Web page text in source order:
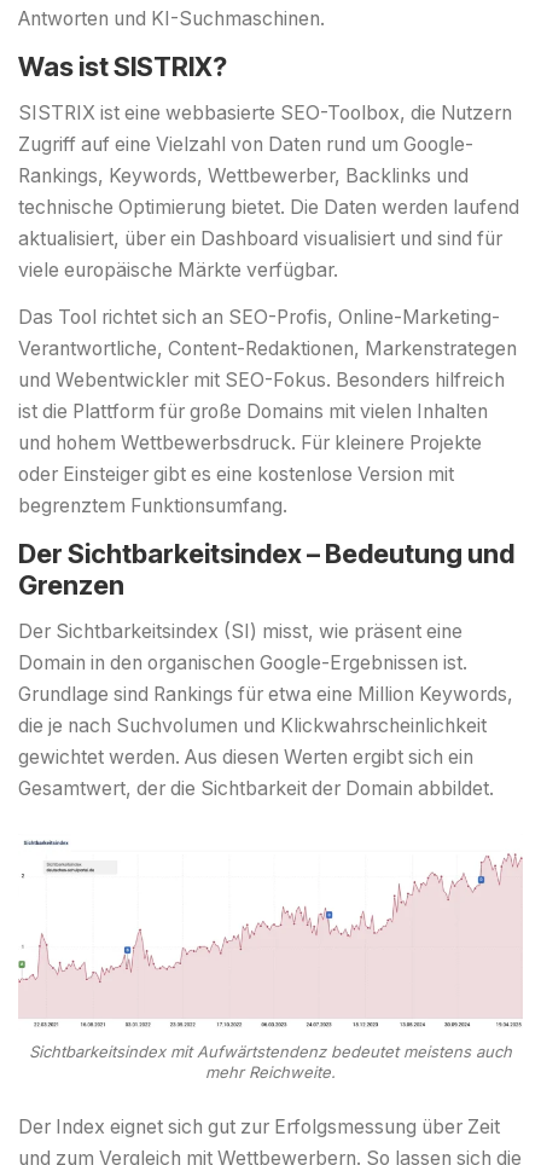
Antworten und KI-Suchmaschinen.
Was ist SISTRIX?
SISTRIX ist eine webbasierte SEO-Toolbox, die Nutzern
Zugriff auf eine Vielzahl von Daten rund um Google-
Rankings, Keywords, Wettbewerber, Backlinks und
technische Optimierung bietet. Die Daten werden laufend
aktualisiert, über ein Dashboard visualisiert und sind für
viele europäische Märkte verfügbar.
Das Tool richtet sich an SEO-Profis, Online-Marketing-
Verantwortliche, Content-Redaktionen, Markenstrategen
und Webentwickler mit SEO-Fokus. Besonders hilfreich
ist die Plattform für große Domains mit vielen Inhalten
und hohem Wettbewerbsdruck. Für kleinere Projekte
oder Einsteiger gibt es eine kostenlose Version mit
begrenztem Funktionsumfang.
Der Sichtbarkeitsindex – Bedeutung und
Grenzen
Der Sichtbarkeitsindex (SI) misst, wie präsent eine
Domain in den organischen Google-Ergebnissen ist.
Grundlage sind Rankings für etwa eine Million Keywords,
die je nach Suchvolumen und Klickwahrscheinlichkeit
gewichtet werden. Aus diesen Werten ergibt sich ein
Gesamtwert, der die Sichtbarkeit der Domain abbildet.
Sichtbarkeitsindex mit Aufwärtstendenz bedeutet meistens auch
mehr Reichweite.
Der Index eignet sich gut zur Erfolgsmessung über Zeit
und zum Vergleich mit Wettbewerbern. So lassen sich die